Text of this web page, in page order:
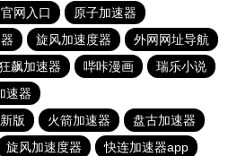
网入口
原子加速器
旋风加速度器
外网网址导航
飙加速器 哔咔漫画
瑞乐小说
速器
版
火箭加速器
盘古加速器
旋风加速度器
快连加速器app